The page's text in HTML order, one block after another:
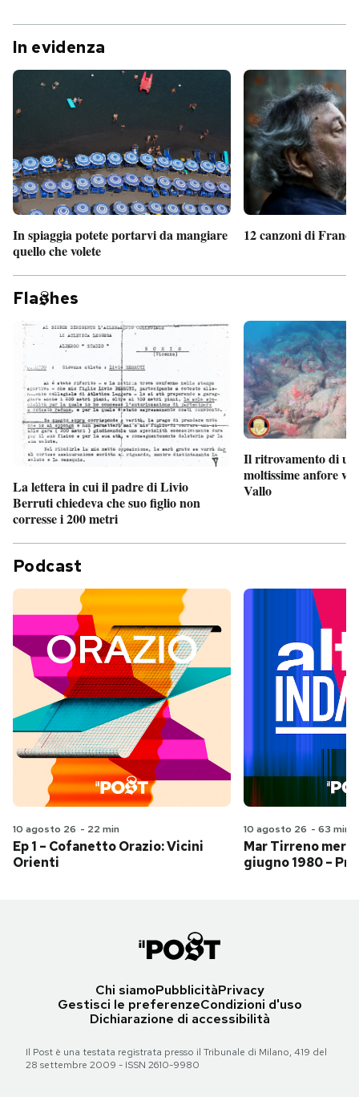
In evidenza
In spiaggia potete portarvi da mangiare
quello che volete
12 canzoni di
Fla hes
La lettera in cui il padre di Livio
Berruti chiedeva che suo figlio non
corresse i 200 metri
Il ritrovamento di
moltissime anfore
Vallo
Podcast
10 agosto 26 - 22 min
Ep 1 – Cofanetto Orazio: Vicini
Orienti
10 agosto 26 - 63 min
Mar Tirreno
giugno 1980 –
Chi siamoPubblicitàPrivacy
Gestisci le preferenzeCondizioni d'uso
Dichiarazione di accessibilità
Il Post è una testata registrata presso il Tribunale di Milano, 419 del
28 settembre 2009 - ISSN 2610-9980